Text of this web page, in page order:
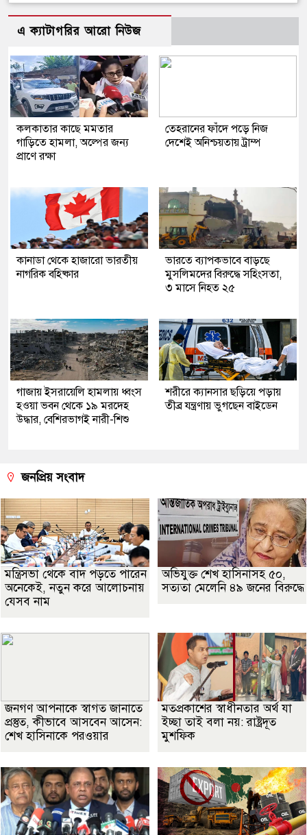
এ ক্যাটাগরির আরো নিউজ
কলকাতার কাছে মমতার
গাড়িতে হামলা, অল্পের জন্য
প্রাণে রক্ষা
তেহরানের ফাঁদে পড়ে নিজ
দেশেই অনিশ্চয়তায় ট্রাম্প
কানাডা থেকে হাজারো ভারতীয়
নাগরিক বহিষ্কার
ভারতে ব্যাপকভাবে বাড়ছে
মুসলিমদের বিরুদ্ধে সহিংসতা,
৩ মাসে নিহত ২৫
গাজায় ইসরায়েলি হামলায় ধ্বংস
হওয়া ভবন থেকে ১৯ মরদেহ
উদ্ধার, বেশিরভাগই নারী-শিশু
শরীরে ক্যানসার ছড়িয়ে পড়ায়
তীব্র যন্ত্রণায় ভুগছেন বাইডেন
জনপ্রিয় সংবাদ
মন্ত্রিসভা থেকে বাদ পড়তে পারেন
অনেকেই, নতুন করে আলোচনায়
যেসব নাম
অভিযুক্ত শেখ হাসিনাসহ ৫০,
সত্যতা মেলেনি ৪৯ জনের বিরুদ্ধে
জনগণ আপনাকে স্বাগত জানাতে
প্রস্তুত, কীভাবে আসবেন আসেন:
শেখ হাসিনাকে পরওয়ার
মতপ্রকাশের স্বাধীনতার অর্থ যা
ইচ্ছা তাই বলা নয়: রাষ্ট্রদূত
মুশফিক